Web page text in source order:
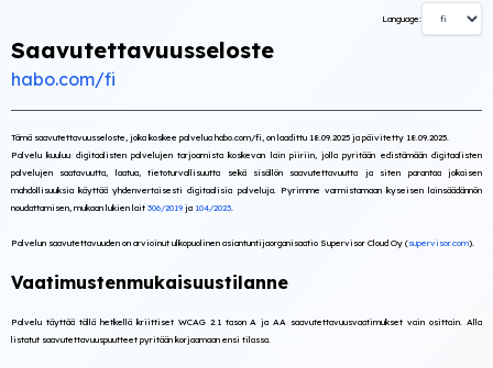
Language:
Saavutettavuusseloste
habo.com/fi
Tämä saavutettavuusseloste, joka koskee palvelua habo.com/fi, on laadittu 18.09.2025 ja päivitetty 18.09.2025.
Palvelu kuuluu digitaalisten palvelujen tarjoamista koskevan lain piiriin, jolla pyritään edistämään digitaalisten
palvelujen saatavuutta, laatua, tietoturvallisuutta sekä sisällön saavutettavuutta ja siten parantaa jokaisen
mahdollisuuksia käyttää yhdenvertaisesti digitaalisia palveluja. Pyrimme varmistamaan kyseisen lainsäädännön
noudattamisen, mukaan lukien lait 306/2019 ja 104/2023.
Palvelun saavutettavuuden on arvioinut ulkopuolinen asiantuntijaorganisaatio Supervisor Cloud Oy (supervisor.com).
Vaatimustenmukaisuustilanne
Palvelu täyttää tällä hetkellä kriittiset WCAG 2.1 tason A ja AA saavutettavuusvaatimukset vain osittain. Alla
listatut saavutettavuuspuutteet pyritään korjaamaan ensi tilassa.